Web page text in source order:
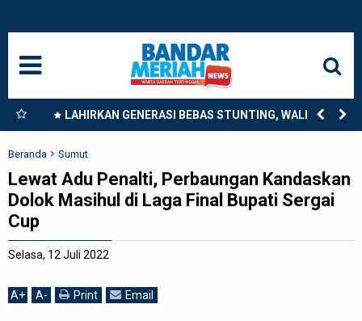
LAHIRKAN GENERASI BEBAS STUNTING, WALI KOTA
TEBING TINGGI DORONG OPTIMALISASI SP3 CATIN
Beranda Sumut
Lewat Adu Penalti, Perbaungan Kandaskan
Dolok Masihul di Laga Final Bupati Sergai
Cup
Selasa, 12 Juli 2022
A+ A- Print Email
NASIONAL
SUMUT
LANGKAT
ACEH
BISNIS
EDUKASI